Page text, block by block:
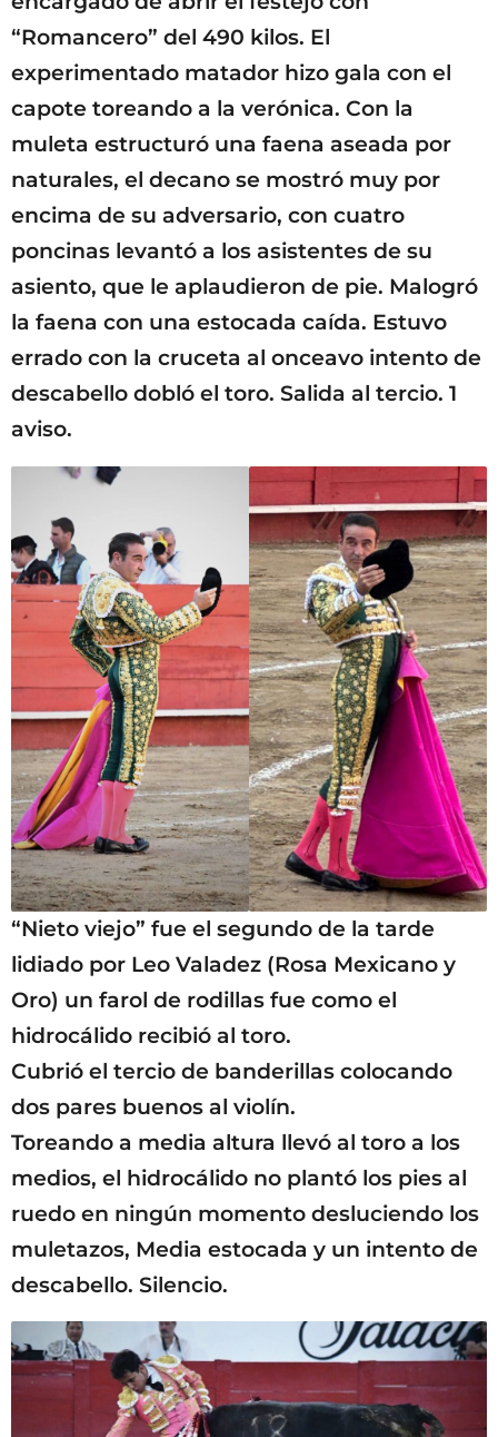
“Romancero” del 490 kilos. El
experimentado matador hizo gala con el
capote toreando a la verónica. Con la
muleta estructuró una faena aseada por
naturales, el decano se mostró muy por
encima de su adversario, con cuatro
poncinas levantó a los asistentes de su
asiento, que le aplaudieron de pie. Malogró
la faena con una estocada caída. Estuvo
errado con la cruceta al onceavo intento de
descabello dobló el toro. Salida al tercio. 1
aviso.
“Nieto viejo” fue el segundo de la tarde
lidiado por Leo Valadez (Rosa Mexicano y
Oro) un farol de rodillas fue como el
hidrocálido recibió al toro.
Cubrió el tercio de banderillas colocando
dos pares buenos al violín.
Toreando a media altura llevó al toro a los
medios, el hidrocálido no plantó los pies al
ruedo en ningún momento desluciendo los
muletazos, Media estocada y un intento de
descabello. Silencio.